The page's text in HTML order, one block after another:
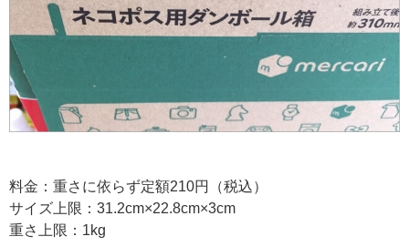
料金：重さに依らず定額210円（税込）
サイズ上限：31.2cm×22.8cm×3cm
重さ上限：1kg